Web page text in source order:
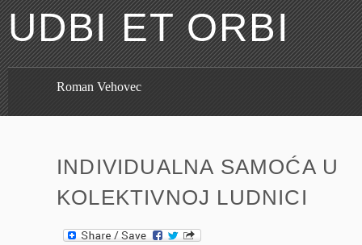
UDBI ET ORBI
Roman Vehovec
INDIVIDUALNA SAMOĆA U
KOLEKTIVNOJ LUDNICI